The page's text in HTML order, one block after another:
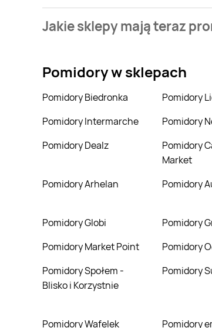
Kupiec.
Jakie sklepy mają teraz
Pomidoryw sklepach
Pomidory Biedronka Pomidory
Pomidory Intermarche
Pomidory
Pomidory Dealz
Pomidory Carrefour
Market
Pomidory Arhelan Pomidory
Pomidory Globi Pomidory
Pomidory Market Point
Pomidory
Pomidory Społem -
Blisko i Korzystnie
Pomidory
Pomidory Wafelek Pomidory emma